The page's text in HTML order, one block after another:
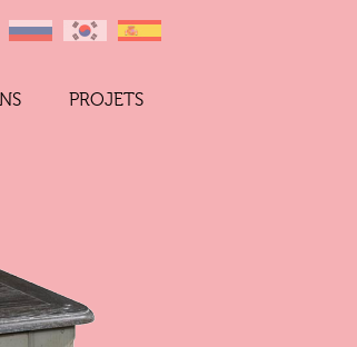
PROJETS